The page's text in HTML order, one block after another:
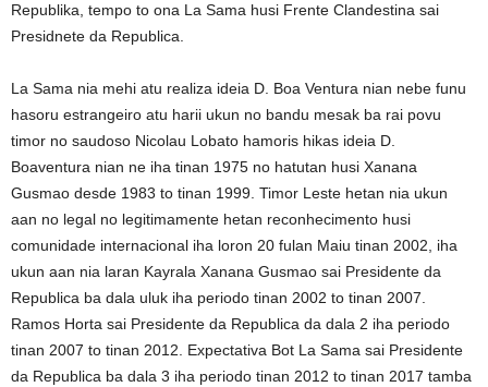
Republika, tempo to ona La Sama husi Frente Clandestina sai
Presidnete da Republica.
La Sama nia mehi atu realiza ideia D. Boa Ventura nian nebe funu
hasoru estrangeiro atu harii ukun no bandu mesak ba rai povu
timor no saudoso Nicolau Lobato hamoris hikas ideia D.
Boaventura nian ne iha tinan 1975 no hatutan husi Xanana
Gusmao desde 1983 to tinan 1999. Timor Leste hetan nia ukun
aan no legal no legitimamente hetan reconhecimento husi
comunidade internacional iha loron 20 fulan Maiu tinan 2002, iha
ukun aan nia laran Kayrala Xanana Gusmao sai Presidente da
Republica ba dala uluk iha periodo tinan 2002 to tinan 2007.
Ramos Horta sai Presidente da Republica da dala 2 iha periodo
tinan 2007 to tinan 2012. Expectativa Bot La Sama sai Presidente
da Republica ba dala 3 iha periodo tinan 2012 to tinan 2017 tamba